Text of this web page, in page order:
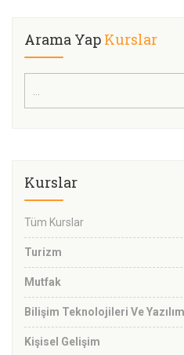
Arama Yap Kurslar
Kurslar
Tüm Kurslar
Turizm
Mutfak
Bilişim Teknolojileri Ve Yazılım
Kişisel Gelişim